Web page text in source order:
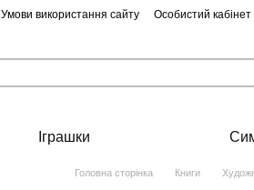
Умови використання сайту Особистий кабінет
Іграшки
Головна сторінка Книги